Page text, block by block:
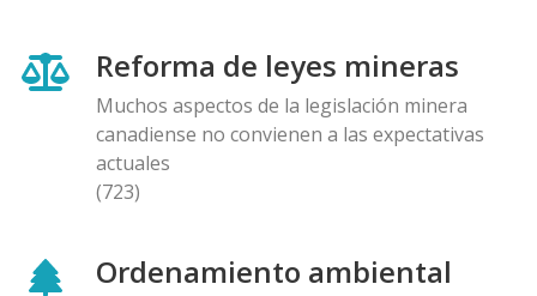
Reforma de leyes mineras
Muchos aspectos de la legislación minera
canadiense no convienen a las expectativas
actuales
(723)
Ordenamiento ambiental